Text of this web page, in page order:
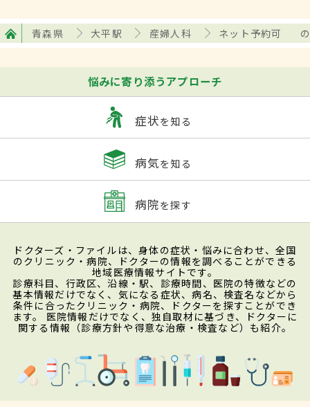
青森県 大平駅 産婦人科 ネット予約可
悩みに寄り添うアプローチ
症状を知る
病気を知る
病院を探す
ドクターズ・ファイルは、身体の症状・悩みに合わせ、全国
のクリニック・病院、ドクターの情報を調べることができる
地域医療情報サイトです。
診療科目、行政区、沿線・駅、診療時間、医院の特徴などの
基本情報だけでなく、気になる症状、病名、検査名などから
条件に合ったクリニック・病院、ドクターを探すことができ
ます。 医院情報だけでなく、独自取材に基づき、ドクターに
関する情報（診療方針や得意な治療・検査など）も紹介。